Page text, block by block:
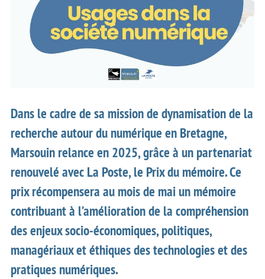
Dans le cadre de sa mission de dynamisation de la
recherche autour du numérique en Bretagne,
Marsouin relance en 2025, grâce à un partenariat
renouvelé avec La Poste, le Prix du mémoire. Ce
prix récompensera au mois de mai un mémoire
contribuant à l’amélioration de la compréhension
des enjeux socio-économiques, politiques,
managériaux et éthiques des technologies et des
pratiques numériques.